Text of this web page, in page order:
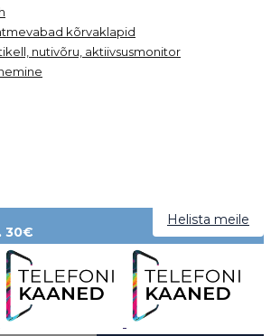
kõrvaklapid
nutivõru, aktiivsusmonitor
30€
Helista meile